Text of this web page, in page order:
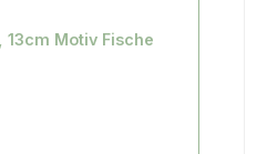
Motiv Fische